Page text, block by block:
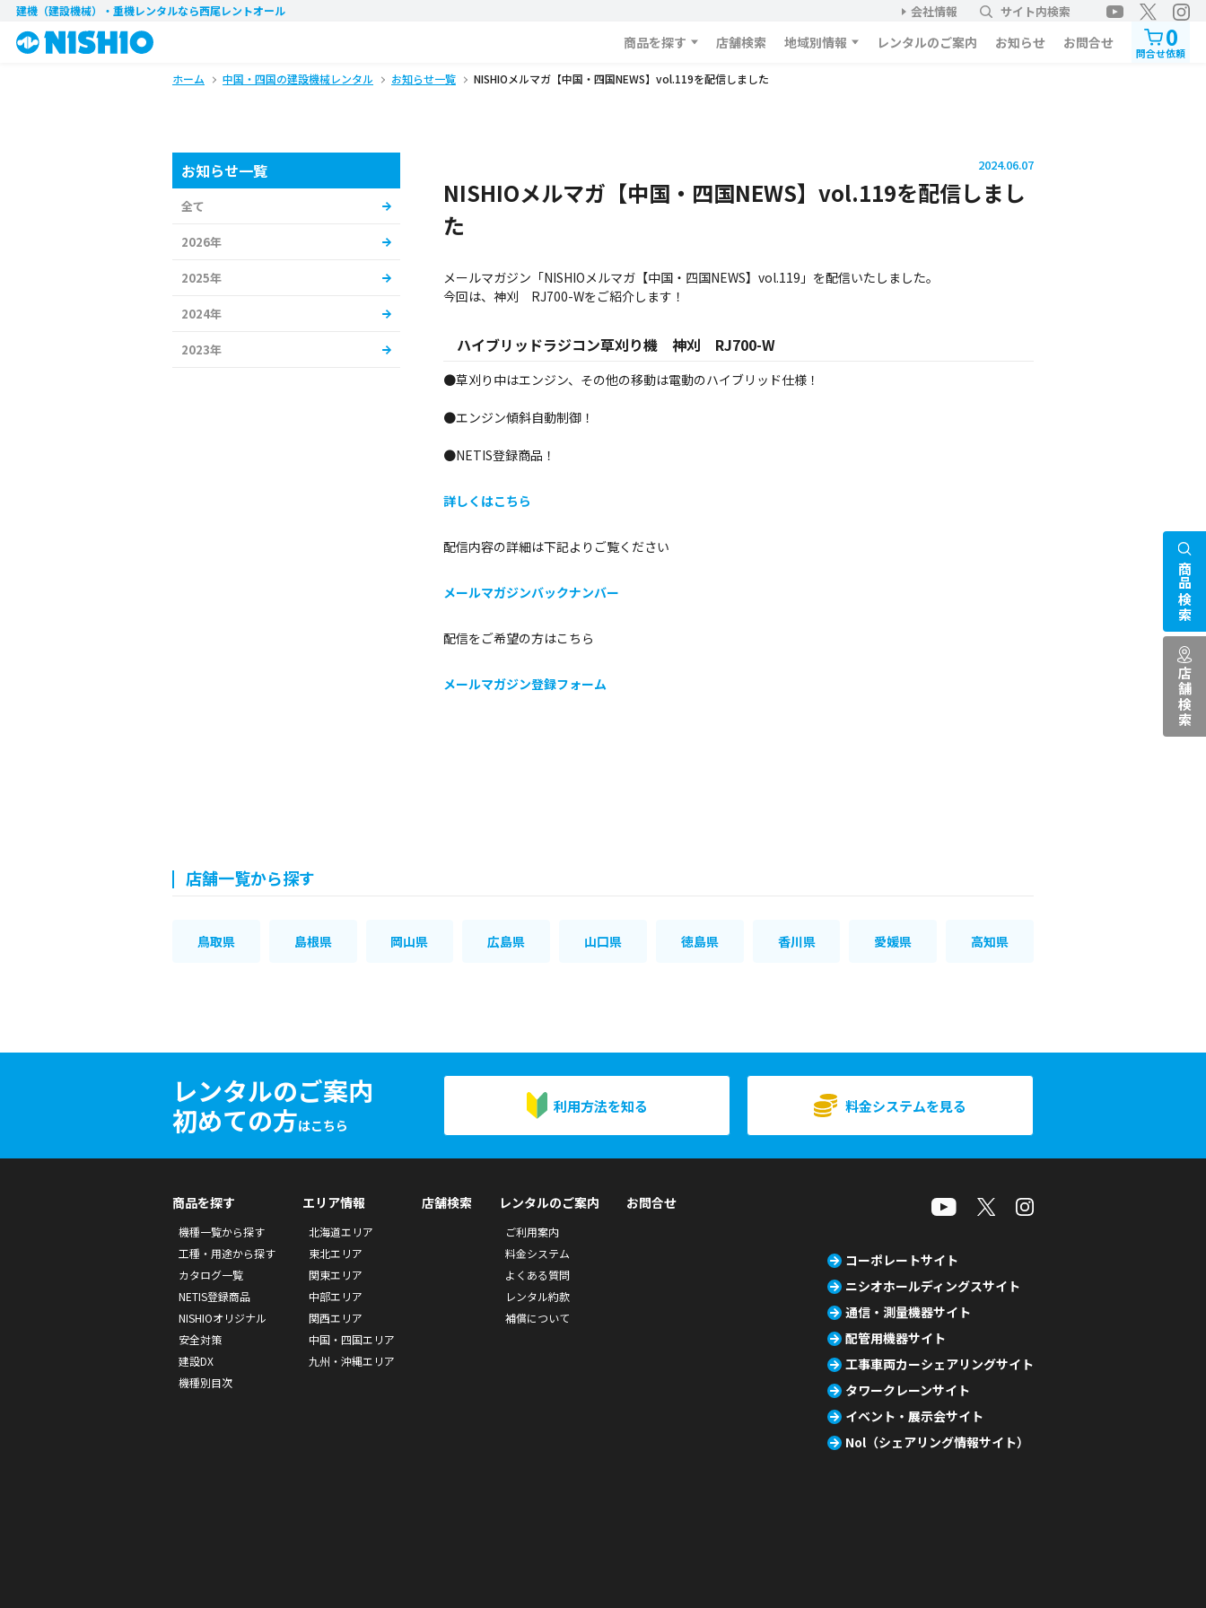
建機（建設機械）・重機レンタルなら西尾レントオール 会社情報 サイト内検索
商品を探す 店舗検索 地域別情報 レンタルのご案内 お知らせ お問合せ 0
問合せ依頼
ホーム 中国・四国の建設機械レンタル お知らせ一覧 NISHIOメルマガ【中国・四国NEWS】vol.119を配信しました
2024.06.07
NISHIOメルマガ【中国・四国NEWS】vol.119を配信しまし
た
メールマガジン「NISHIOメルマガ【中国・四国NEWS】vol.119」を配信いたしました。
今回は、神刈 RJ700-Wをご紹介します！
ハイブリッドラジコン草刈り機 神刈 RJ700-W
●草刈り中はエンジン、その他の移動は電動のハイブリッド仕様！
●エンジン傾斜自動制御！
●NETIS登録商品！
詳しくはこちら
配信内容の詳細は下記よりご覧ください
メールマガジンバックナンバー
配信をご希望の方はこちら
メールマガジン登録フォーム
お知らせ一覧
全て
2026年
2025年
2024年
2023年
店舗一覧から探す
鳥取県 島根県 岡山県 広島県 山口県 徳島県 香川県 愛媛県 高知県
レンタルのご案内
初めての方はこちら
利用方法を知る 料金システムを見る
商品検索
店舗検索
商品を探す
機種一覧から探す
工種・用途から探す
カタログ一覧
NETIS登録商品
NISHIOオリジナル
安全対策
建設DX
機種別目次
エリア情報
北海道エリア
東北エリア
関東エリア
中部エリア
関西エリア
中国・四国エリア
九州・沖縄エリア
店舗検索 レンタルのご案内
ご利用案内
料金システム
よくある質問
レンタル約款
補償について
お問合せ
コーポレートサイト
ニシオホールディングスサイト
通信・測量機器サイト
配管用機器サイト
工事車両カーシェアリングサイト
タワークレーンサイト
イベント・展示会サイト
Nol（シェアリング情報サイト）